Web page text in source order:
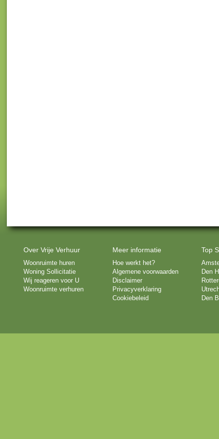
Over Vrije Verhuur
Woonruimte huren
Woning Sollicitatie
Wij reageren voor U
Woonruimte verhuren
Meer informatie
Hoe werkt het?
Algemene voorwaarden
Disclaimer
Privacyverklaring
Cookiebeleid
Top
Den
Den